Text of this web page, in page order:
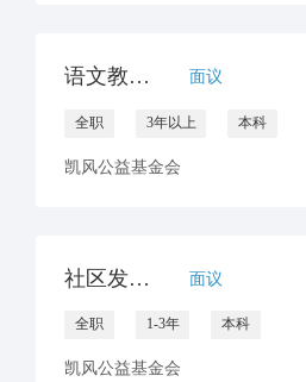
语文教研员招聘 面议
全职 3年以上 本科
凯风公益基金会
社区发展项目官员 面议
全职 1-3年 本科
凯风公益基金会